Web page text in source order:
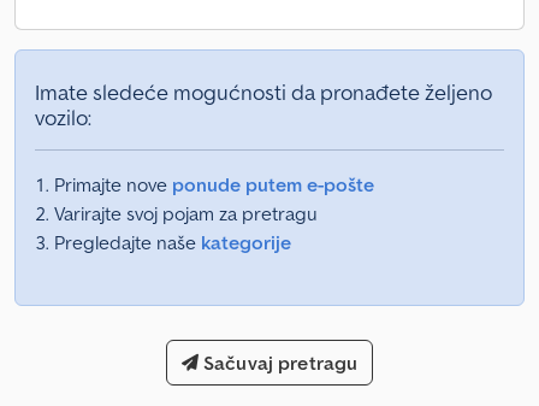
Imate sledeće mogućnosti da pronađete željeno
vozilo:
Primajte nove ponude putem e-pošte
Varirajte svoj pojam za pretragu
Pregledajte naše kategorije
Sačuvaj pretragu